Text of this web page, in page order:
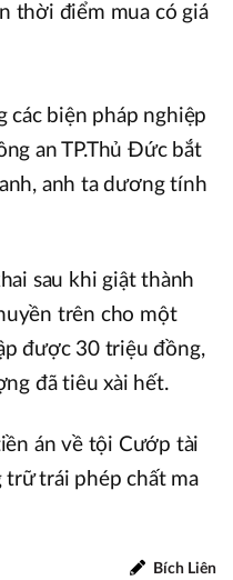
thời điểm mua có giá
các biện pháp nghiệp
an TP.Thủ Đức bắt
anh ta dương tính
sau khi giật thành
trên cho một
được 30 triệu đồng,
đã tiêu xài hết.
án về tội Cướp tài
trữ trái phép chất ma
Bích Liên